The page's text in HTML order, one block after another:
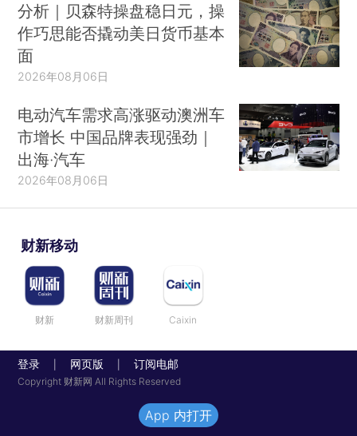
分析｜贝森特操盘稳日元，操
作巧思能否撬动美日货币基本
面
2026年08月06日
电动汽车需求高涨驱动澳洲车
市增长 中国品牌表现强劲｜
出海·汽车
2026年08月06日
财新移动
财新 财新周刊 Caixin
登录 网页版 订阅电邮
Copyright 财新网 All Rights Reserved
App 内打开